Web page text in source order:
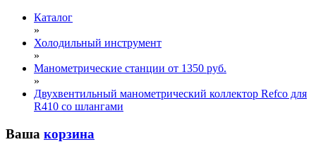
Каталог
»
Холодильный инструмент
»
Манометрические станции от 1350 руб.
»
Двухвентильный манометрический коллектор Refco для
R410 со шлангами
Ваша корзина